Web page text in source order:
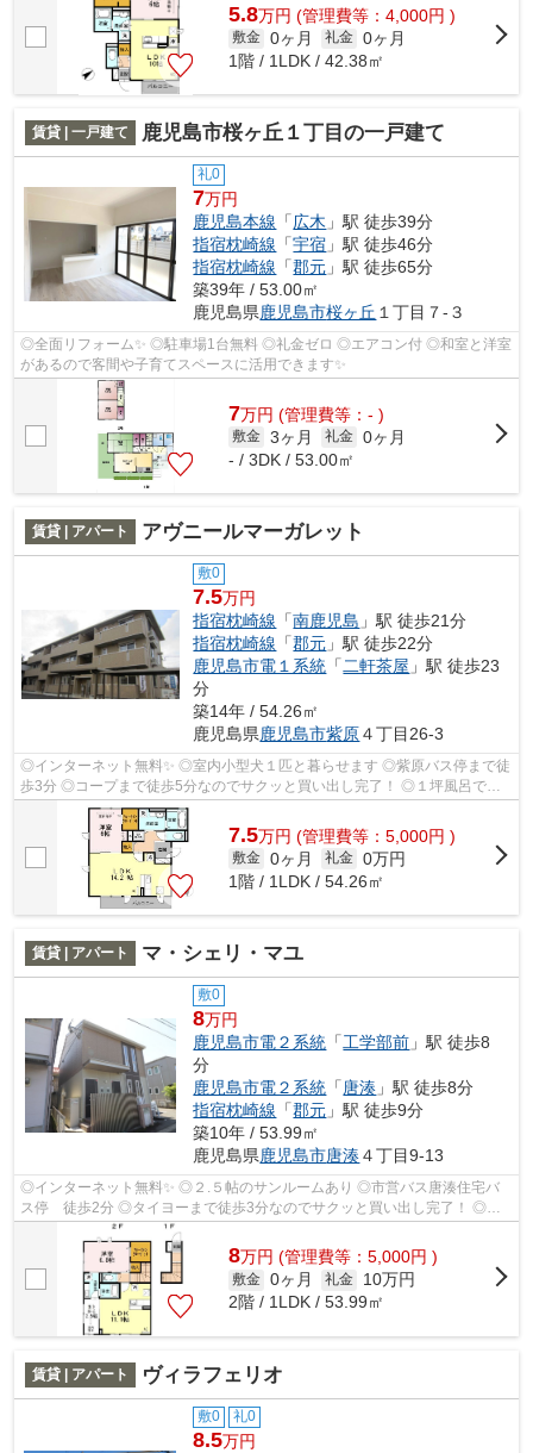
5.8万円 (管理費等：4,000円 )
敷金 0ヶ月 礼金 0ヶ月
1階 / 1LDK / 42.38㎡
賃貸 | 一戸建て 鹿児島市桜ヶ丘１丁目の一戸建て
礼0
7万円
鹿児島本線 「広木 」駅 徒歩39分
指宿枕崎線 「宇宿 」駅 徒歩46分
指宿枕崎線 「郡元 」駅 徒歩65分
築39年 / 53.00㎡
鹿児島県鹿児島市桜ヶ丘 １丁目７-３
◎全面リフォーム✨ ◎駐車場1台無料 ◎礼金ゼロ ◎エアコン付 ◎和室と洋室
があるので客間や子育てスペースに活用できます✨
7万円 (管理費等：- )
敷金 3ヶ月 礼金 0ヶ月
- / 3DK / 53.00㎡
賃貸 | アパート アヴニールマーガレット
敷0
7.5万円
指宿枕崎線 「南鹿児島 」駅 徒歩21分
指宿枕崎線 「郡元 」駅 徒歩22分
鹿児島市電１系統 「 二軒茶屋 」駅 徒歩23
分
築14年 / 54.26㎡
鹿児島県鹿児島市紫原４丁目26-3
◎インターネット無料✨ ◎室内小型犬１匹と暮らせます ◎紫原バス停まで徒
歩3分 ◎コープまで徒歩5分なのでサクッと買い出し完了！ ◎１坪風呂でゆ
ったり入浴できます
7.5万円 (管理費等：5,000円 )
敷金 0ヶ月 礼金 0万円
1階 / 1LDK / 54.26㎡
賃貸 | アパート マ・シェリ・マユ
敷0
8万円
鹿児島市電２系統 「工学部前 」駅 徒歩8
分
鹿児島市電２系統 「 唐湊 」駅 徒歩8分
指宿枕崎線 「郡元 」駅 徒歩9分
築10年 / 53.99㎡
鹿児島県鹿児島市唐湊４丁目9-13
◎インターネット無料✨ ◎２.５帖のサンルームあり ◎市営バス唐湊住宅バ
ス停 徒歩2分 ◎タイヨーまで徒歩3分なのでサクッと買い出し完了！ ◎電
停徒歩圏内☆市街地へのアクセスも良好
8万円 (管理費等：5,000円 )
敷金 0ヶ月 礼金
10万円
2階 / 1LDK / 53.99㎡
賃貸 | アパート ヴィラフェリオ
敷0 礼0
8.5万円